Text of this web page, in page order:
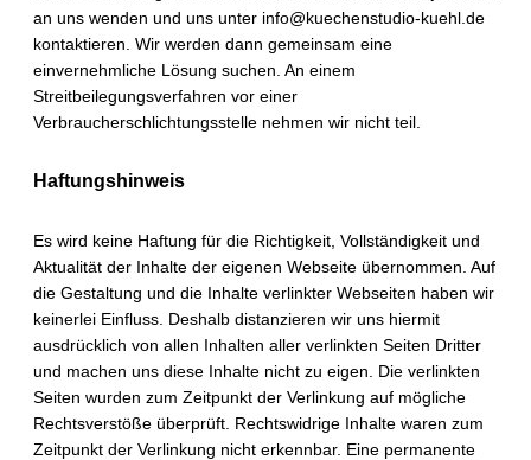
an uns wenden und uns unter info@kuechenstudio-kuehl.de
kontaktieren. Wir werden dann gemeinsam eine
einvernehmliche Lösung suchen. An einem
Streitbeilegungsverfahren vor einer
Verbraucherschlichtungsstelle nehmen wir nicht teil.
Haftungshinweis
Es wird keine Haftung für die Richtigkeit, Vollständigkeit und
Aktualität der Inhalte der eigenen Webseite übernommen. Auf
die Gestaltung und die Inhalte verlinkter Webseiten haben wir
keinerlei Einfluss. Deshalb distanzieren wir uns hiermit
ausdrücklich von allen Inhalten aller verlinkten Seiten Dritter
und machen uns diese Inhalte nicht zu eigen. Die verlinkten
Seiten wurden zum Zeitpunkt der Verlinkung auf mögliche
Rechtsverstöße überprüft. Rechtswidrige Inhalte waren zum
Zeitpunkt der Verlinkung nicht erkennbar. Eine permanente